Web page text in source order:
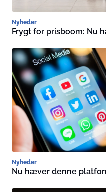
Nyheder
Frygt for prisboom: Nu
Nyheder
Nu hæver denne